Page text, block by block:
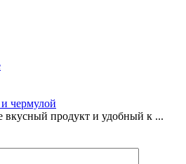
чермулой
вкусный продукт и удобный к ...